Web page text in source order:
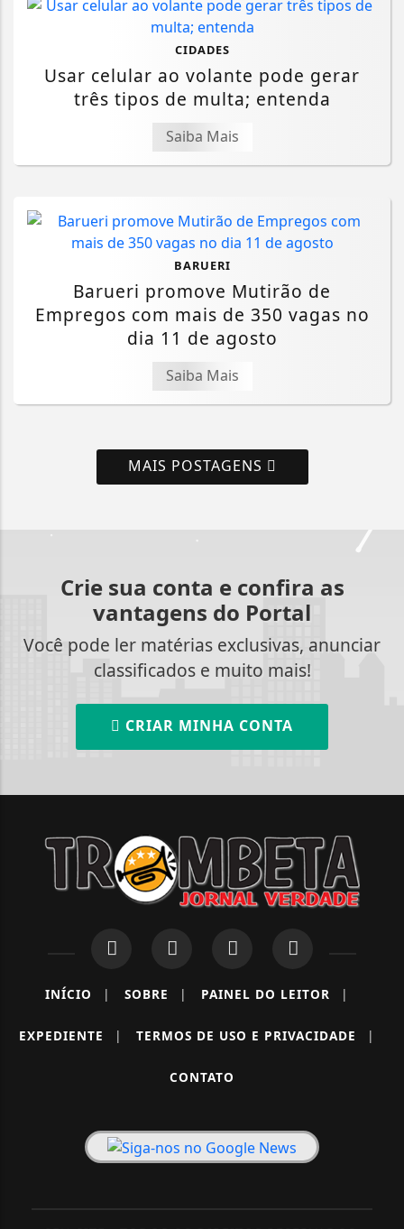
CIDADES
Usar celular ao volante pode gerar
três tipos de multa; entenda
Saiba Mais
BARUERI
Barueri promove Mutirão de
Empregos com mais de 350 vagas no
dia 11 de agosto
Saiba Mais
MAIS POSTAGENS
Crie sua conta e confira as
vantagens do Portal
Você pode ler matérias exclusivas, anunciar
classificados e muito mais!
CRIAR MINHA CONTA
INÍCIO | SOBRE | PAINEL DO LEITOR |
EXPEDIENTE | TERMOS DE USO E PRIVACIDADE |
CONTATO